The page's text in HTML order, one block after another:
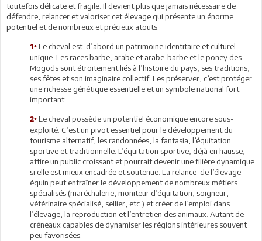
toutefois délicate et fragile. Il devient plus que jamais nécessaire de
défendre, relancer et valoriser cet élevage qui présente un énorme
potentiel et de nombreux et précieux atouts:
1• Le cheval est d’abord un patrimoine identitaire et culturel
unique. Les races barbe, arabe et arabe-barbe et le poney des
Mogods sont étroitement liés à l’histoire du pays, ses traditions,
ses fêtes et son imaginaire collectif. Les préserver, c’est protéger
une richesse génétique essentielle et un symbole national fort
important.
2• Le cheval possède un potentiel économique encore sous-
exploité. C’est un pivot essentiel pour le développement du
tourisme alternatif, les randonnées, la fantasia, l’équitation
sportive et traditionnelle. L’équitation sportive, déjà en hausse,
attire un public croissant et pourrait devenir une filière dynamique
si elle est mieux encadrée et soutenue. La relance de l’élevage
équin peut entraîner le développement de nombreux métiers
spécialisés (maréchalerie, moniteur d’équitation, soigneur,
vétérinaire spécialisé, sellier, etc.) et créer de l’emploi dans
l’élevage, la reproduction et l’entretien des animaux. Autant de
créneaux capables de dynamiser les régions intérieures souvent
peu favorisées.